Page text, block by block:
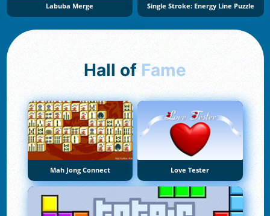
Labuba Merge Single Stroke: Energy Line Puzzle
Hall of Fame
Mah Jong Connect Love Tester